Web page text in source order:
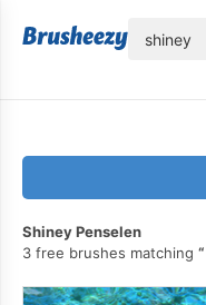
Shiney Penselen
3 free brushes matching